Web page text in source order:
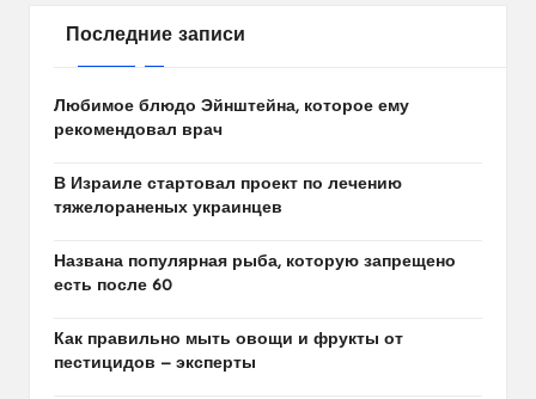
Последние записи
Любимое блюдо Эйнштейна, которое ему
рекомендовал врач
В Израиле стартовал проект по лечению
тяжелораненых украинцев
Названа популярная рыба, которую запрещено
есть после 60
Как правильно мыть овощи и фрукты от
пестицидов — эксперты